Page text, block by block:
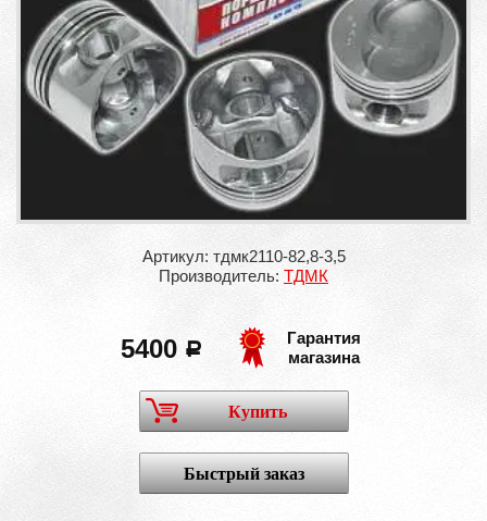
Артикул: тдмк2110-82,8-3,5
Производитель: ТДМК
5400 a
Гарантия
магазина
Купить
Быстрый заказ